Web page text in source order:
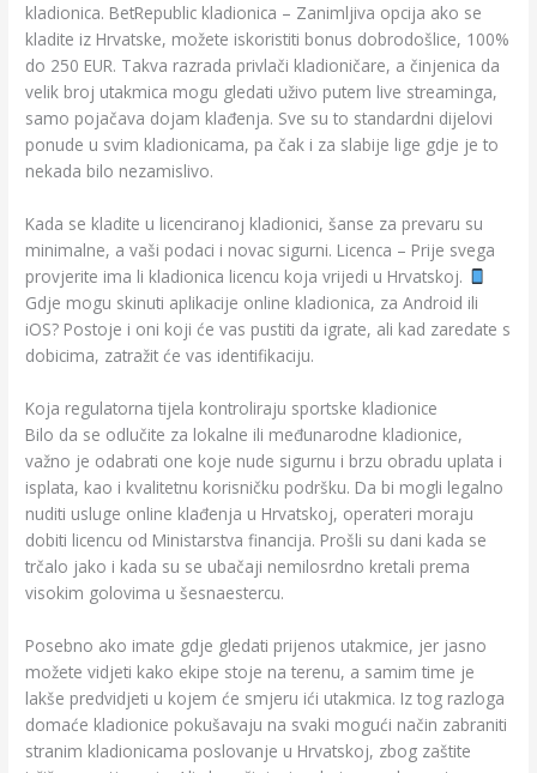
kladionica. BetRepublic kladionica – Zanimljiva opcija ako se
kladite iz Hrvatske, možete iskoristiti bonus dobrodošlice, 100%
do 250 EUR. Takva razrada privlači kladioničare, a činjenica da
velik broj utakmica mogu gledati uživo putem live streaminga,
samo pojačava dojam klađenja. Sve su to standardni dijelovi
ponude u svim kladionicama, pa čak i za slabije lige gdje je to
nekada bilo nezamislivo.
Kada se kladite u licenciranoj kladionici, šanse za prevaru su
minimalne, a vaši podaci i novac sigurni. Licenca – Prije svega
provjerite ima li kladionica licencu koja vrijedi u Hrvatskoj.
Gdje mogu skinuti aplikacije online kladionica, za Android ili
iOS? Postoje i oni koji će vas pustiti da igrate, ali kad zaredate s
dobicima, zatražit će vas identifikaciju.
Koja regulatorna tijela kontroliraju sportske kladionice
Bilo da se odlučite za lokalne ili međunarodne kladionice,
važno je odabrati one koje nude sigurnu i brzu obradu uplata i
isplata, kao i kvalitetnu korisničku podršku. Da bi mogli legalno
nuditi usluge online klađenja u Hrvatskoj, operateri moraju
dobiti licencu od Ministarstva financija. Prošli su dani kada se
trčalo jako i kada su se ubačaji nemilosrdno kretali prema
visokim golovima u šesnaestercu.
Posebno ako imate gdje gledati prijenos utakmice, jer jasno
možete vidjeti kako ekipe stoje na terenu, a samim time je
lakše predvidjeti u kojem će smjeru ići utakmica. Iz tog razloga
domaće kladionice pokušavaju na svaki mogući način zabraniti
stranim kladionicama poslovanje u Hrvatskoj, zbog zaštite